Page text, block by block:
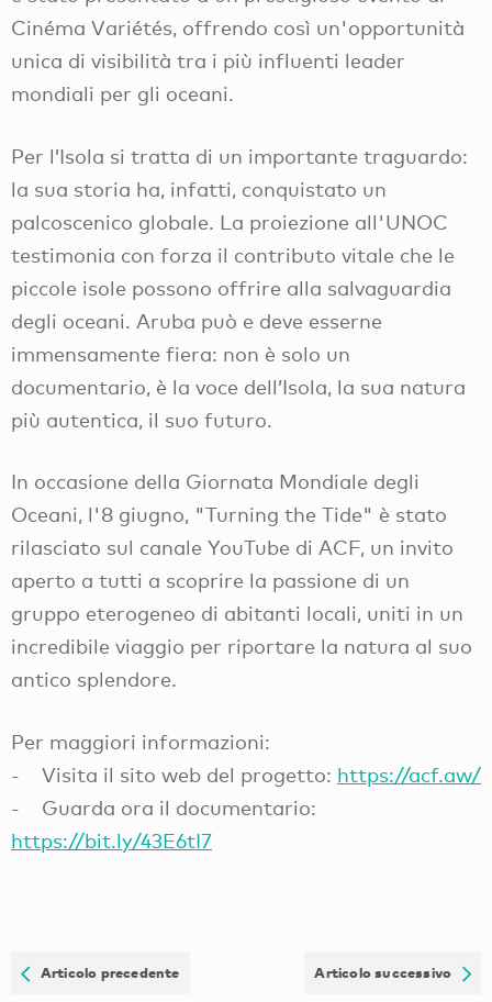
Cinéma Variétés, offrendo così un'opportunità
unica di visibilità tra i più influenti leader
mondiali per gli oceani.
Per l’Isola si tratta di un importante traguardo:
la sua storia ha, infatti, conquistato un
palcoscenico globale. La proiezione all'UNOC
testimonia con forza il contributo vitale che le
piccole isole possono offrire alla salvaguardia
degli oceani. Aruba può e deve esserne
immensamente fiera: non è solo un
documentario, è la voce dell’Isola, la sua natura
più autentica, il suo futuro.
In occasione della Giornata Mondiale degli
Oceani, l'8 giugno, "Turning the Tide" è stato
rilasciato sul canale YouTube di ACF, un invito
aperto a tutti a scoprire la passione di un
gruppo eterogeneo di abitanti locali, uniti in un
incredibile viaggio per riportare la natura al suo
antico splendore.
Per maggiori informazioni:
- Visita il sito web del progetto: https://acf.aw/
- Guarda ora il documentario:
https://bit.ly/43E6tI7
Articolo precedente Articolo successivo